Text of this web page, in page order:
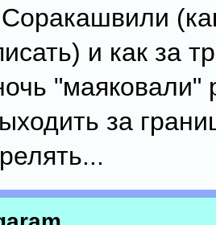
и как за
"маяковали"
за